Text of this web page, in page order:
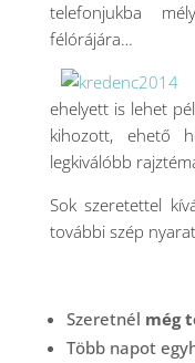
telefonjukba
félórájára…
ehelyett is lehet
kihozott, ehető
legkiválóbb
Sok szeretettel
további szép
Szeretnél még
Több napot